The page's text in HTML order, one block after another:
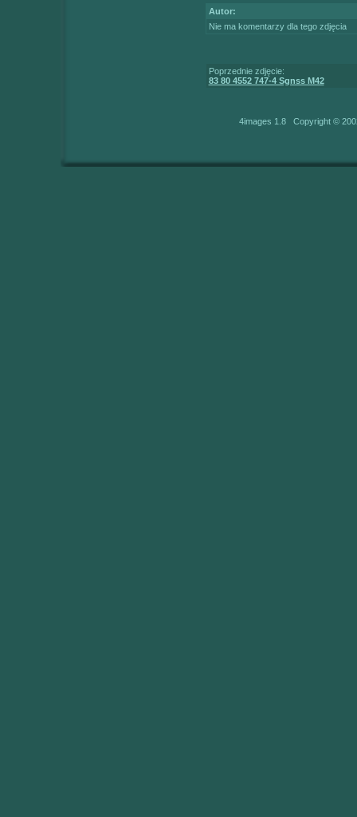
Autor:
Nie ma komentarzy dla tego zdjęcia
Poprzednie zdjęcie:
83 80 4552 747-4 Sgnss M42
4images 1.8 Copyright ©